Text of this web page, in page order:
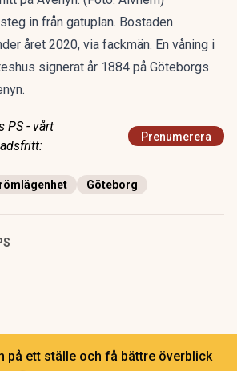
in från gatuplan. Bostaden
året 2020, via fackmän. En våning i
signerat år 1884 på Göteborgs
PS - vårt
Prenumerera
Göteborg
på ett ställe och få bättre överblick